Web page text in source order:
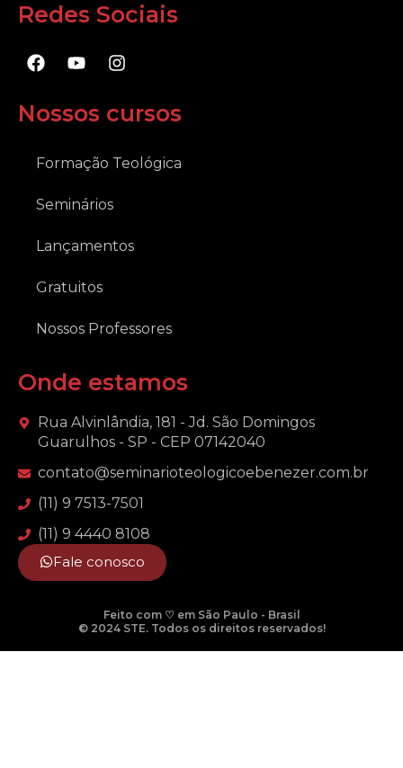
Redes Sociais
F
a
e
b
o
Y
o
t
u
e
I
n
t
a
r
Nossos cursos
Formação Teológica
Seminários
Lançamentos
Gratuitos
Nossos Professores
Onde estamos
Rua Alvinlândia, 181 - Jd. São Domingos
Guarulhos - SP - CEP 07142040
contato@seminarioteologicoebenezer.com.br
(11) 9 7513-7501
(11) 9 4440 8108
Fale conosco
Feito com ♡ em São Paulo - Brasil
© 2024 STE. Todos os direitos reservados!